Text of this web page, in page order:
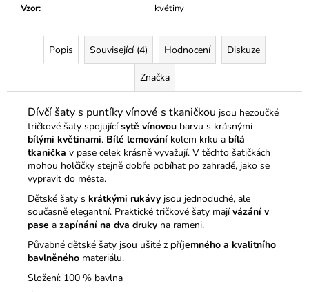
Vzor: květiny
Popis Související (4) Hodnocení Diskuze
Značka
Dívčí šaty s puntíky vínové s tkaničkou jsou hezoučké
tričkové šaty spojujícísytě vínovou barvu s krásnými
bílými květinami. Bílé lemování kolem krku a bílá
tkanička v pase celek krásně vyvažují. V těchto šatičkách
mohou holčičky stejně dobře pobíhat po zahradě, jako se
vypravit do města.
Dětské šaty s krátkými rukávy jsou jednoduché, ale
současně elegantní. Praktické tričkové šaty majívázání v
pase a zapínání na dva druky na rameni.
Půvabné dětské šaty jsou ušité z příjemného a kvalitního
bavlněného materiálu.
Složení: 100 % bavlna